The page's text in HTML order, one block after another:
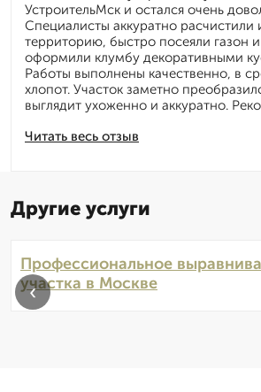
Читать весь отзыв
УстроительМск и остался очень
Специалисты аккуратно расчистили
территорию, быстро посеяли газон
оформили клумбу декоративными
Работы выполнены качественно, в
хлопот. Участок заметно
выглядит ухоженно и аккуратно.
Другие услуги
Профессиональное
участка в Москве
‹